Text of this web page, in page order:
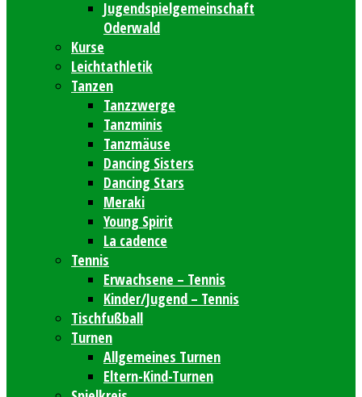
Jugendspielgemeinschaft
Oderwald
Kurse
Leichtathletik
Tanzen
Tanzzwerge
Tanzminis
Tanzmäuse
Dancing Sisters
Dancing Stars
Meraki
Young Spirit
La cadence
Tennis
Erwachsene – Tennis
Kinder/Jugend – Tennis
Tischfußball
Turnen
Allgemeines Turnen
Eltern-Kind-Turnen